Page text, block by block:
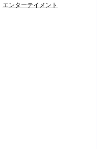
エンターテイメント